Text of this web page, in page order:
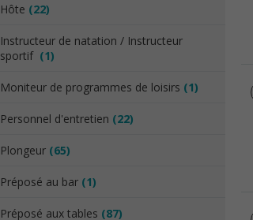
Hôte (22)
Instructeur de natation / Instructeur
sportif (1)
Moniteur de programmes de loisirs (1)
Personnel d'entretien (22)
Plongeur (65)
Préposé au bar (1)
Préposé aux tables (87)